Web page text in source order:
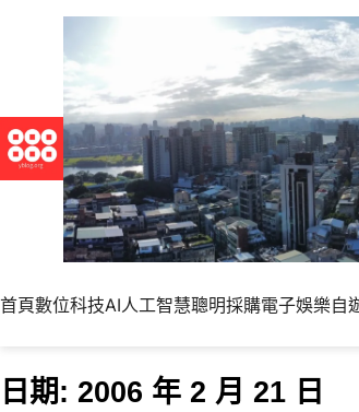
首頁數位科技AI人工智慧聰明採購電子娛樂自
日期: 2006 年 2 月 21 日